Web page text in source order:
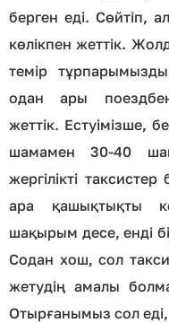
берген еді. Сөйтіп,
көлікпен жеттік.
темір
одан ары
жеттік. Естуімізше,
шамамен 30-40
жергілікті
ара қашықтықты
шақырым десе, енді
Содан хош, сол такси
жетудің амалы
Отырғанымыз сол еді,